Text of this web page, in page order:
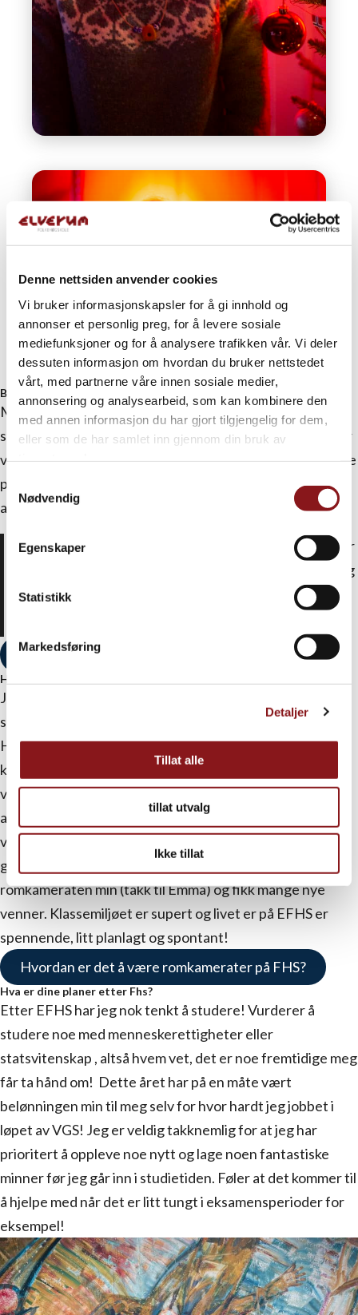
Denne nettsiden anvender cookies
Vi bruker informasjonskapsler for å gi innhold og
annonser et personlig preg, for å levere sosiale
mediefunksjoner og for å analysere trafikken vår. Vi deler
dessuten informasjon om hvordan du bruker nettstedet
vårt, med partnerne våre innen sosiale medier,
annonsering og analysearbeid, som kan kombinere den
med annen informasjon du har gjort tilgjengelig for dem,
eller som de har samlet inn gjennom din bruk av
Samtykkevalg
Nødvendig
Egenskaper
Statistikk
Markedsføring
Detaljer
Tillat alle
tillat utvalg
Ikke tillat
Beste minne så langt?
Mitt beste minne så langt var i Lofoten! Jeg sto på en
strand og så utover den nydelige naturen og klassen. Her
var en gjeng fra hele verden samlet, noen løp rundt, andre
plukket skjell og steiner, men det som var tilfelles var at vi
alle var her sammen.
Det gikk litt opp for meg at jeg er utrolig heldig som får
oppleve dette året med alle disse menneskene som jeg
ikke en gang visste fantes for noen måneder siden!
Kunst lager glassperler i Lofoten
Hvilke tanker hadde du før du startet på Elverum Fhs?
Jeg var veldig spent før jeg skulle til EFHS. Det var jo en
slags livsendring, noe som gjorde at jeg gru-gledet meg!
Hadde mye tanker om hvem jeg skulle bo med, om jeg ble
kjent med noen og om hvordan dette livet på EFHS ville
være. Hvis du er en som gurer deg litt lett, litt som meg
altså, må du vite at det går ofte veldig bra! Alt jeg synes
var litt skummelt gikk helt fint. Og det beste var at det
gikk fint helt av seg selv. Jeg stortrives med
romkameraten min (takk til Emma) og fikk mange nye
venner. Klassemiljøet er supert og livet er på EFHS er
spennende, litt planlagt og spontant!
Hvordan er det å være romkamerater på FHS?
Hva er dine planer etter Fhs?
Etter EFHS har jeg nok tenkt å studere! Vurderer å
studere noe med menneskerettigheter eller
statsvitenskap , altså hvem vet, det er noe fremtidige meg
får ta hånd om! Dette året har på en måte vært
belønningen min til meg selv for hvor hardt jeg jobbet i
løpet av VGS! Jeg er veldig takknemlig for at jeg har
prioritert å oppleve noe nytt og lage noen fantastiske
minner før jeg går inn i studietiden. Føler at det kommer til
å hjelpe med når det er litt tungt i eksamensperioder for
eksempel!